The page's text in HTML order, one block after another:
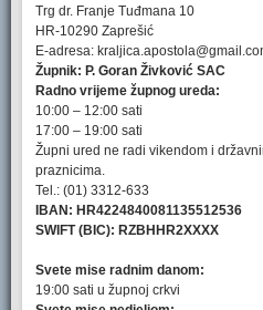
Trg dr. Franje Tuđmana 10
HR-10290 Zaprešić
E-adresa:
Župnik: P. Goran Živković SAC
Radno vrijeme župnog ureda:
10:00 – 12:00 sati
17:00 – 19:00 sati
Župni ured ne radi vikendom i
praznicima.
Tel.: (01) 3312-633
IBAN: HR4224840081135512536
SWIFT (BIC): RZBHHR2XXXX
Svete mise radnim danom:
19:00 sati u župnoj crkvi